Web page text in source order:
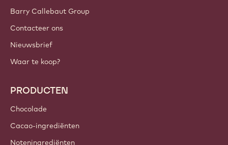
Barry Callebaut Group
Contacteer ons
Nieuwsbrief
Waar te koop?
PRODUCTEN
Chocolade
Cacao-ingrediënten
Noteningrediënten